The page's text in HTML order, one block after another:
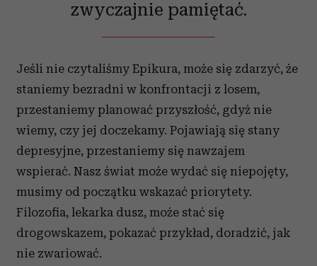
zwyczajnie pamiętać.
Jeśli nie czytaliśmy Epikura, może się zdarzyć, że
staniemy bezradni w konfrontacji z losem,
przestaniemy planować przyszłość, gdyż nie
wiemy, czy jej doczekamy. Pojawiają się stany
depresyjne, przestaniemy się nawzajem
wspierać. Nasz świat może wydać się niepojęty,
musimy od początku wskazać priorytety.
Filozofia, lekarka dusz, może stać się
drogowskazem, pokazać przykład, doradzić, jak
nie zwariować.